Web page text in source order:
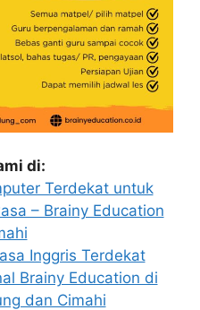
di:
Terdekat untuk
– Brainy Education
Inggris Terdekat
Brainy Education di
dan Cimahi